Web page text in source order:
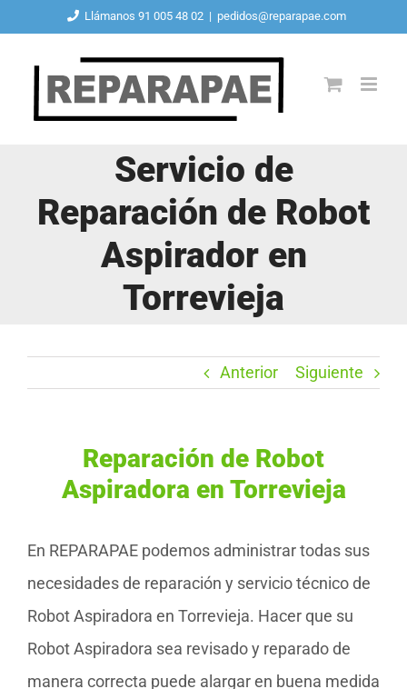
contenido
Llámanos 91 005 48 02 | pedidos@reparapae.com
Servicio de
Reparación de Robot
Aspirador en
Torrevieja
Anterior Siguiente
Reparación de Robot
Aspiradora en Torrevieja
En REPARAPAE podemos administrar todas sus
necesidades de reparación y servicio técnico de
Robot Aspiradora en Torrevieja. Hacer que su
Robot Aspiradora sea revisado y reparado de
manera correcta puede alargar en buena medida